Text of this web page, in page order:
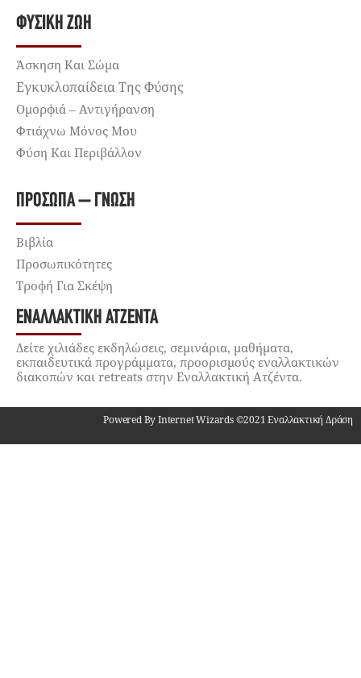
ΦΥΣΙΚΉ ΖΩΉ
Άσκηση Και Σώμα
Εγκυκλοπαίδεια Της Φύσης
Ομορφιά – Αντιγήρανση
Φτιάχνω Μόνος Μου
Φύση Και Περιβάλλον
ΠΡΌΣΩΠΑ – ΓΝΏΣΗ
Βιβλία
Προσωπικότητες
Τροφή Για Σκέψη
ΕΝΑΛΛΑΚΤΙΚΉ ΑΤΖΈΝΤΑ
Δείτε χιλιάδες εκδηλώσεις, σεμινάρια, μαθήματα,
εκπαιδευτικά προγράμματα, προορισμούς εναλλακτικών
διακοπών και retreats στην Εναλλακτική Ατζέντα.
Powered By Internet Wizards ©2021 Εναλλακτική Δράση